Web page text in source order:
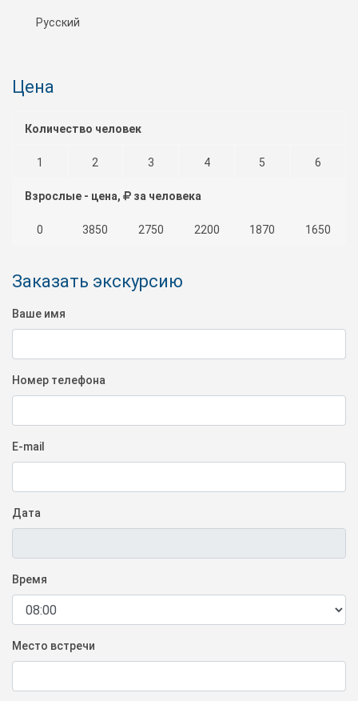
Русский
Цена
Количество человек
1 2 3 4 5 6
Взрослые - цена, за человека
0 3850 2750 2200 1870 1650
Заказать экскурсию
Ваше имя
Номер телефона
E-mail
Дата
Время
Место встречи